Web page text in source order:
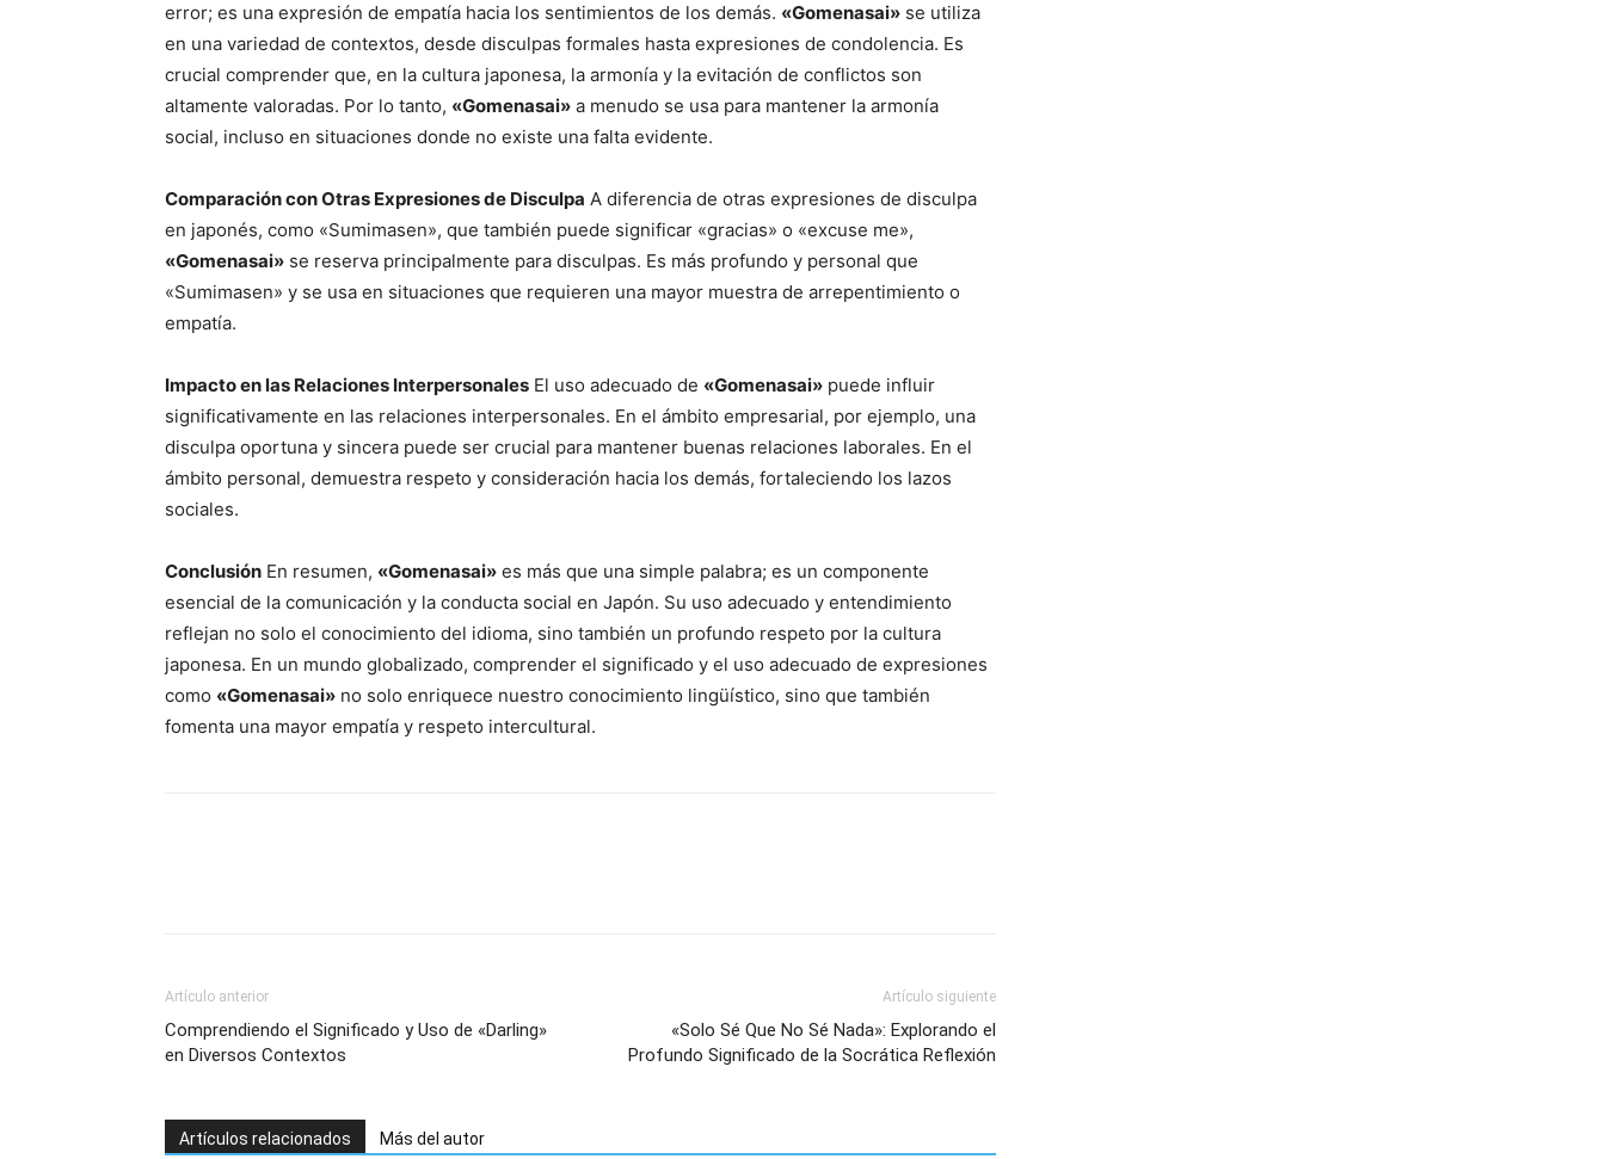
error; es una expresión de empatía hacia los sentimientos de los demás. «Gomenasai» se utiliza
en una variedad de contextos, desde disculpas formales hasta expresiones de condolencia. Es
crucial comprender que, en la cultura japonesa, la armonía y la evitación de conflictos son
altamente valoradas. Por lo tanto, «Gomenasai» a menudo se usa para mantener la armonía
social, incluso en situaciones donde no existe una falta evidente.
Comparación con Otras Expresiones de Disculpa A diferencia de otras expresiones de disculpa
en japonés, como «Sumimasen», que también puede significar «gracias» o «excuse me»,
«Gomenasai» se reserva principalmente para disculpas. Es más profundo y personal que
«Sumimasen» y se usa en situaciones que requieren una mayor muestra de arrepentimiento o
empatía.
Impacto en las Relaciones Interpersonales El uso adecuado de «Gomenasai» puede influir
significativamente en las relaciones interpersonales. En el ámbito empresarial, por ejemplo, una
disculpa oportuna y sincera puede ser crucial para mantener buenas relaciones laborales. En el
ámbito personal, demuestra respeto y consideración hacia los demás, fortaleciendo los lazos
sociales.
Conclusión En resumen, «Gomenasai» es más que una simple palabra; es un componente
esencial de la comunicación y la conducta social en Japón. Su uso adecuado y entendimiento
reflejan no solo el conocimiento del idioma, sino también un profundo respeto por la cultura
japonesa. En un mundo globalizado, comprender el significado y el uso adecuado de expresiones
como «Gomenasai» no solo enriquece nuestro conocimiento lingüístico, sino que también
fomenta una mayor empatía y respeto intercultural.
Artículo anterior
Comprendiendo el Significado y Uso de «Darling»
en Diversos Contextos
Artículo siguiente
«Solo Sé Que No Sé Nada»: Explorando el
Profundo Significado de la Socrática Reflexión
Artículos relacionados Más del autor